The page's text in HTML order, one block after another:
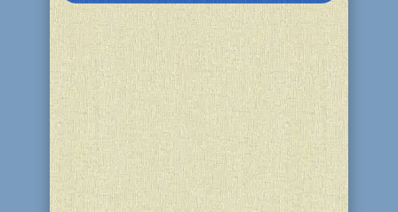
видача та адресна доставка...
Детальніше